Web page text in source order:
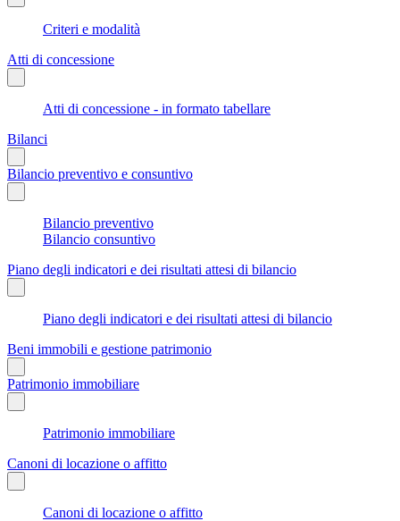
Criteri e modalità
Atti di concessione
Atti di concessione - in formato tabellare
Bilanci
Bilancio preventivo e consuntivo
Bilancio preventivo
Bilancio consuntivo
Piano degli indicatori e dei risultati attesi di bilancio
Piano degli indicatori e dei risultati attesi di bilancio
Beni immobili e gestione patrimonio
Patrimonio immobiliare
Patrimonio immobiliare
Canoni di locazione o affitto
Canoni di locazione o affitto